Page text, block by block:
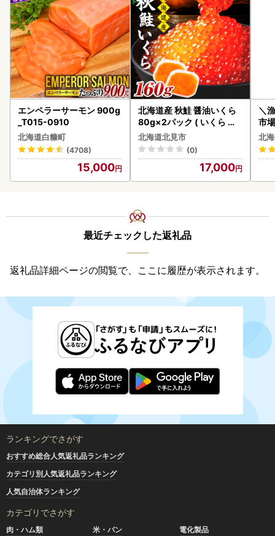
エンペラーサーモン 900g
_T015-0910
北海道白糠町
(4708)
15,000
北海道産 秋鮭 醤油いくら
80g×2パック ( いくら イ
クラ 魚卵 鮭 サケ さけ 鮭い
くら 醤油漬け パック 北海
道産 ふるさと納税 秋鮭 )【
北海道北見市
(0)
17,000
＼
市
貝
北
最近チェックした返礼品
返礼品詳細ページの閲覧で、ここに履歴が表示されます。
ランキングでさがす
おすすめ総合人気返礼品ランキング
カテゴリ別人気返礼品ランキング
人気自治体ランキング
カテゴリでさがす
肉・ハム類 米・パン
電化製品